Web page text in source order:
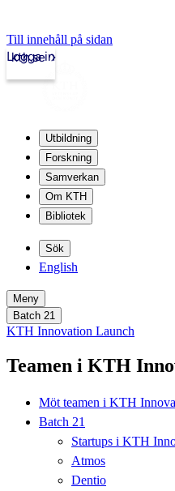
Till innehåll på sidan
kth.se
Logga in
Utbildning
Forskning
Samverkan
Om KTH
Bibliotek
Sök
English
Meny
Batch 21
KTH Innovation Launch
Teamen i KTH
Möt teamen i KTH
Batch 21
Startups i KTH
Atmos
Dentio